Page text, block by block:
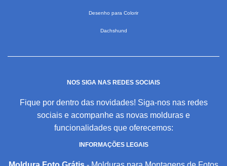
Desenho para Colorir
Dachshund
NOS SIGA NAS REDES SOCIAIS
Fique por dentro das novidades! Siga-nos nas redes
sociais e acompanhe as novas molduras e
funcionalidades que oferecemos:
INFORMAÇÕES LEGAIS